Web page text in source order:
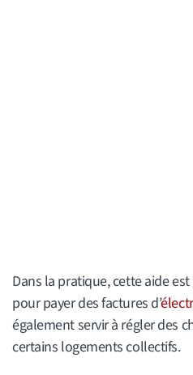
Dans la pratique, cette aide
pour payer des factures d’
également servir à régler des
certains logements collectifs.